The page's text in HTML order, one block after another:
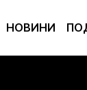
НОВИНИ